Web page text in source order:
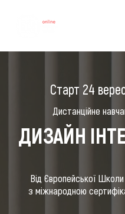
Старт 24
Дистанційне
ДИЗАЙН
Від Європейської
з міжнародною